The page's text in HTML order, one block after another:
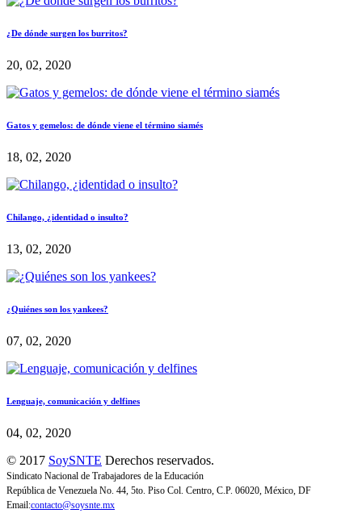
¿De dónde surgen los burritos?
20, 02, 2020
Gatos y gemelos: de dónde viene el término siamés
18, 02, 2020
Chilango, ¿identidad o insulto?
13, 02, 2020
¿Quiénes son los yankees?
07, 02, 2020
Lenguaje, comunicación y delfines
04, 02, 2020
© 2017 SoySNTE Derechos reservados.
Sindicato Nacional de Trabajadores de la Educación
República de Venezuela No. 44, 5to. Piso Col. Centro, C.P. 06020, México, DF
Email:contacto@soysnte.mx